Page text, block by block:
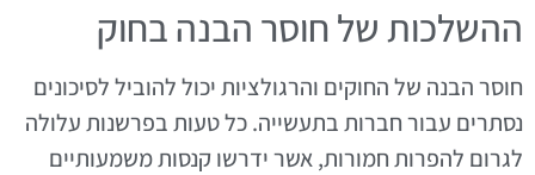
ההשלכות של חוסר הבנה בחוק
חוסר הבנה של החוקים והרגולציות יכול להוביל לסיכונים
נסתרים עבור חברות בתעשייה. כל טעות בפרשנות עלולה
לגרום להפרות חמורות, אשר ידרשו קנסות משמעותיים